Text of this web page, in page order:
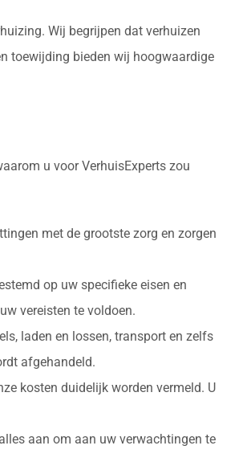
Wij begrijpen dat verhuizen
toewijding bieden wij hoogwaardige
u voor VerhuisExperts zou
met de grootste zorg en zorgen
op uw specifieke eisen en
vereisten te voldoen.
laden en lossen, transport en zelfs
afgehandeld.
kosten duidelijk worden vermeld. U
aan om aan uw verwachtingen te